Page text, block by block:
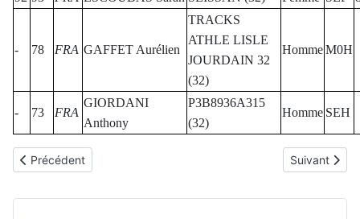
- 78 FRA GAFFET Aurélien
TRACKS
ATHLE LISLE
JOURDAIN 32
(32)
HommeM0H
- 73 FRA
GIORDANI
Anthony
P3B8936A315
(32)
Homme SEH
Article précédent : 2026 - Pavie Trail (11 km)
Précédent Article
Suivant